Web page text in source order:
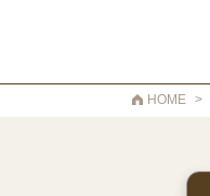
HOME >